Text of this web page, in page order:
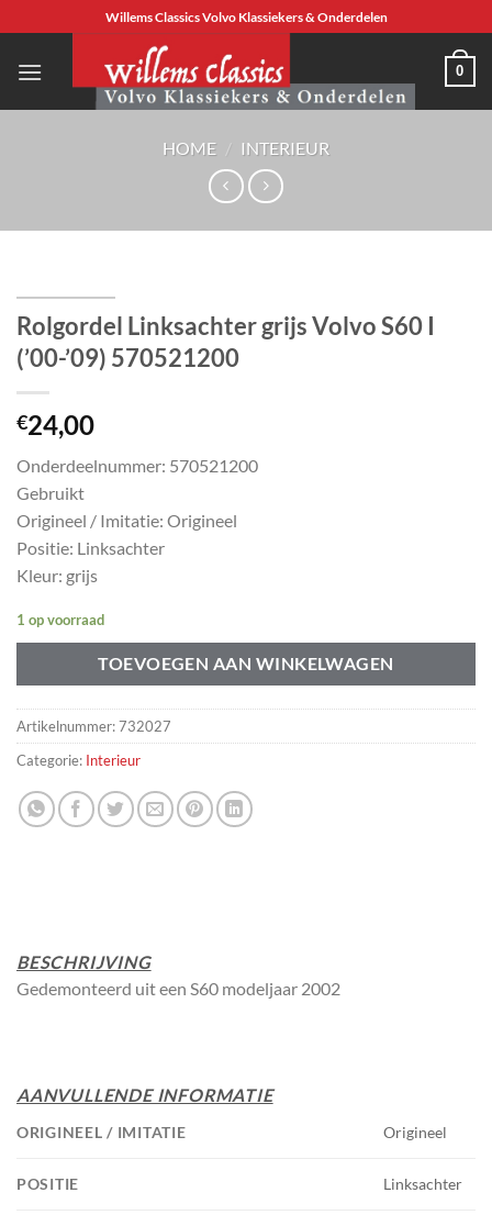
naar
inhoud
Willems Classics Volvo Klassiekers & Onderdelen
0
HOME / INTERIEUR
Rolgordel Linksachter grijs Volvo S60 I
(’00-’09) 570521200
€24,00
Onderdeelnummer: 570521200
Gebruikt
Origineel / Imitatie: Origineel
Positie: Linksachter
Kleur: grijs
1 op voorraad
TOEVOEGEN AAN WINKELWAGEN
Artikelnummer:732027
Categorie: Interieur
BESCHRIJVING
Gedemonteerd uit een S60 modeljaar 2002
AANVULLENDE INFORMATIE
ORIGINEEL / IMITATIE Origineel
POSITIE Linksachter